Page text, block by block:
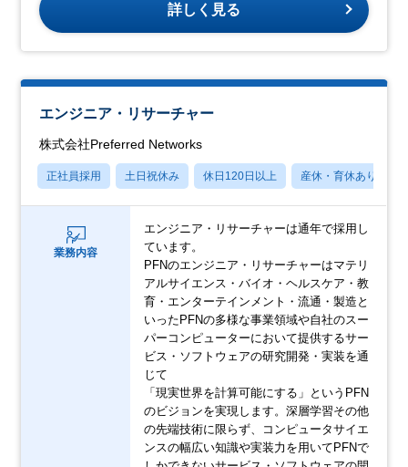
詳しく見る
エンジニア・リサーチャー
株式会社Preferred Networks
正社員採用 土日祝休み 休日120日以上 産休・育休あり
業務内容
エンジニア・リサーチャーは通年で採用し
ています。
PFNのエンジニア・リサーチャーはマテリ
アルサイエンス・バイオ・ヘルスケア・教
育・エンターテインメント・流通・製造と
いったPFNの多様な事業領域や自社のスー
パーコンピューターにおいて提供するサー
ビス・ソフトウェアの研究開発・実装を通
じて
「現実世界を計算可能にする」というPFN
のビジョンを実現します。深層学習その他
の先端技術に限らず、コンピュータサイエ
ンスの幅広い知識や実装力を用いてPFNで